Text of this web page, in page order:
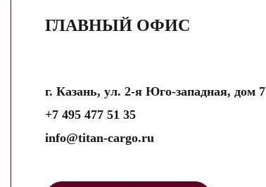
ГЛАВНЫЙ ОФИС
г. Казань, ул. 2-я Юго-западная, дом 7
+7 495 477 51 35
info@titan-cargo.ru